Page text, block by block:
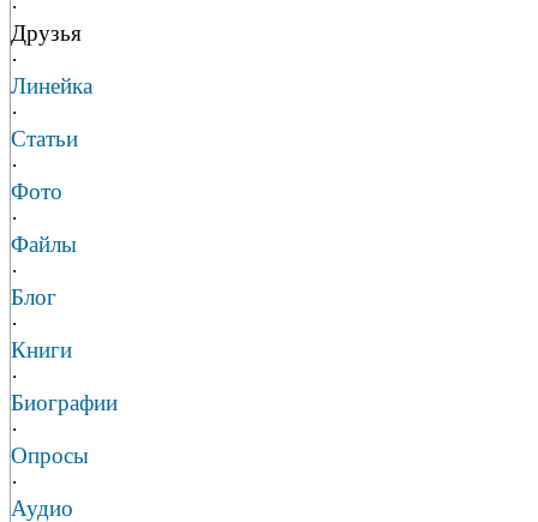
·
Друзья
·
Линейка
·
Статьи
·
Фото
·
Файлы
·
Блог
·
Книги
·
Биографии
·
Опросы
·
Аудио